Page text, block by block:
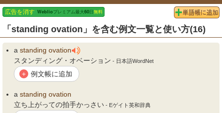
「standing ovation」を含む例文一覧と使い方(16)
a standing ovation
スタンディング・オベーション - 日本語WordNet
+ 例文帳に追加
a standing ovation
立ち上がっての拍手かっさい - Eゲイト英和辞典